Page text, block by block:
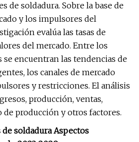
de soldadura. Sobre la base de
y los impulsores del
evalúa las tasas de
del mercado. Entre los
se encuentran las tendencias de
los canales de mercado
y restricciones. El análisis
producción, ventas,
producción y otros factores.
soldadura Aspectos